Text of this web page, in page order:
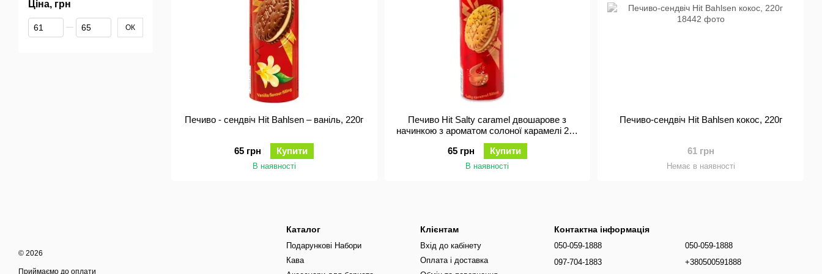
Печиво - сендвіч Hit Bahlsen – ваніль, 220г
65 грн Купити
В наявності
Печиво Hit Salty caramel двошарове з
начинкою з ароматом солоної карамелі 220
г
65 грн
Купити
В наявності
Печиво-сендвіч Hit Bahlsen кокос, 220г
61 грн
Немає в наявності
Ціна, грн
Від Ціна, грн
До Ціна, грн ОК
© 2026
Приймаємо до оплати
Каталог
Подарункові Набори
Кава
Клієнтам
Вхід до кабінету
Оплата і доставка
Контактна інформація
050-059-1888
097-704-1883
050-059-1888
+380500591888